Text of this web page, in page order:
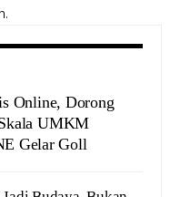
Online, Dorong
UMKM
Gelar Goll